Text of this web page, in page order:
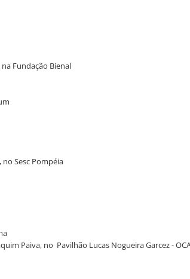
Fundação Bienal
no Sesc Pompéia
Paiva, no Pavilhão Lucas Nogueira Garcez -